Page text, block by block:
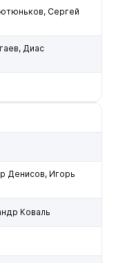
Сергей
Диас
Денисов, Игорь
Коваль